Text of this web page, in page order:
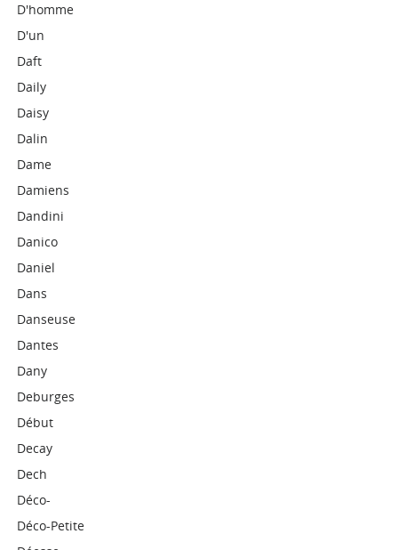
D'homme
D'un
Daft
Daily
Daisy
Dalin
Dame
Damiens
Dandini
Danico
Daniel
Dans
Danseuse
Dantes
Dany
Deburges
Début
Decay
Dech
Déco-
Déco-Petite